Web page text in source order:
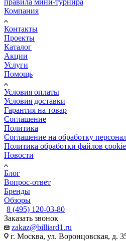
Компания
Контакты
Проекты
Каталог
Акции
Услуги
Помощь
Условия оплаты
Условия доставки
Гарантия на товар
Соглашение
Политика
Соглашение на обработку
Политика обработки файлов
Новости
Блог
Вопрос-ответ
Бренды
Обзоры
8 (495) 120-03-80
Заказать звонок
zakaz@billiard1.ru
г. Москва, ул. Воронцовская, д.